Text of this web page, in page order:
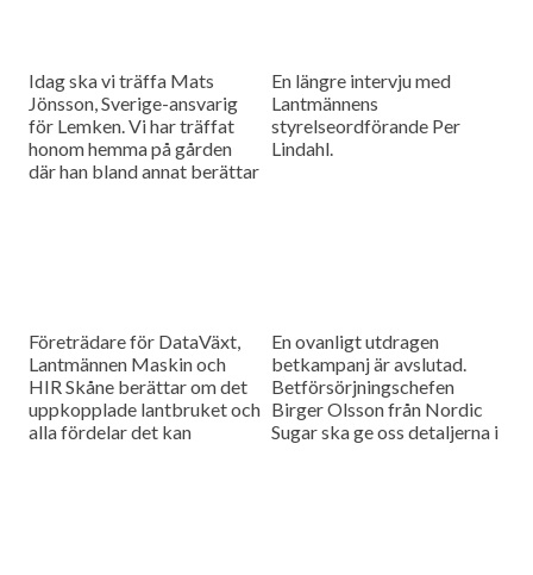
Idag ska vi träffa Mats
Jönsson, Sverige-ansvarig
för Lemken. Vi har träffat
honom hemma på gården
där han bland annat berättar
En längre intervju med
Lantmännens
styrelseordförande Per
Lindahl.
Företrädare för DataVäxt,
Lantmännen Maskin och
HIR Skåne berättar om det
uppkopplade lantbruket och
alla fördelar det kan
En ovanligt utdragen
betkampanj är avslutad.
Betförsörjningschefen
Birger Olsson från Nordic
Sugar ska ge oss detaljerna i